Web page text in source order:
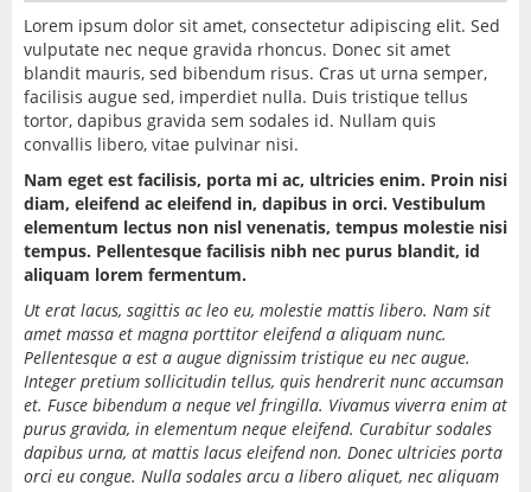
Lorem ipsum dolor sit amet, consectetur adipiscing elit. Sed
vulputate nec neque gravida rhoncus. Donec sit amet
blandit mauris, sed bibendum risus. Cras ut urna semper,
facilisis augue sed, imperdiet nulla. Duis tristique tellus
tortor, dapibus gravida sem sodales id. Nullam quis
convallis libero, vitae pulvinar nisi.
Nam eget est facilisis, porta mi ac, ultricies enim. Proin nisi
diam, eleifend ac eleifend in, dapibus in orci. Vestibulum
elementum lectus non nisl venenatis, tempus molestie nisi
tempus. Pellentesque facilisis nibh nec purus blandit, id
aliquam lorem fermentum.
Ut erat lacus, sagittis ac leo eu, molestie mattis libero. Nam sit
amet massa et magna porttitor eleifend a aliquam nunc.
Pellentesque a est a augue dignissim tristique eu nec augue.
Integer pretium sollicitudin tellus, quis hendrerit nunc accumsan
et. Fusce bibendum a neque vel fringilla. Vivamus viverra enim at
purus gravida, in elementum neque eleifend. Curabitur sodales
dapibus urna, at mattis lacus eleifend non. Donec ultricies porta
orci eu congue. Nulla sodales arcu a libero aliquet, nec aliquam